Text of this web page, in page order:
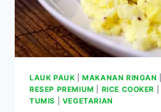
LAUK PAUK |MAKANAN RINGAN
RESEP PREMIUM
RICE COOKER
TUMIS
VEGETARIAN